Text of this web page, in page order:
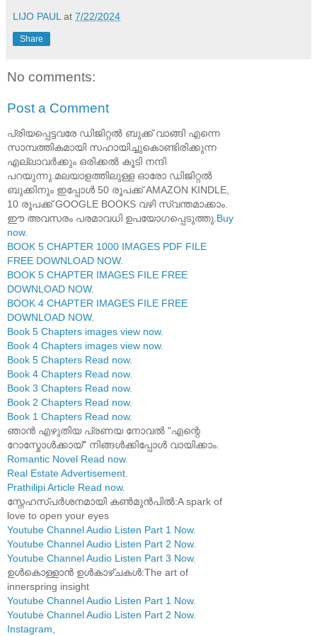
LIJO PAUL at 7/22/2024
Share
No comments:
Post a Comment
പ്രിയപ്പെട്ടവരേ ഡിജിറ്റൽ ബുക്ക് വാങ്ങി എന്നെ
സാമ്പത്തികമായി സഹായിച്ചുകൊണ്ടിരിക്കുന്ന
എല്ലാവർക്കും ഒരിക്കൽ കൂടി നന്ദി
പറയുന്നു.മലയാളത്തിലുള്ള ഓരോ ഡിജിറ്റൽ
ബുക്കിനും ഇപ്പോൾ 50 രൂപക്ക് AMAZON KINDLE,
10 രൂപക്ക് GOOGLE BOOKS വഴി സ്വന്തമാക്കാം.
ഈ അവസരം പരമാവധി ഉപയോഗപ്പെടുത്തു. Buy
now.
BOOK 5 CHAPTER 1000 IMAGES PDF FILE
FREE DOWNLOAD NOW.
BOOK 5 CHAPTER IMAGES FILE FREE
DOWNLOAD NOW.
BOOK 4 CHAPTER IMAGES FILE FREE
DOWNLOAD NOW.
Book 5 Chapters images view now.
Book 4 Chapters images view now.
Book 5 Chapters Read now.
Book 4 Chapters Read now.
Book 3 Chapters Read now.
Book 2 Chapters Read now.
Book 1 Chapters Read now.
ഞാൻ എഴുതിയ പ്രണയ നോവൽ "എന്റെ
റോസ്മോൾക്കായ്" നിങ്ങൾക്കിപ്പോൾ വായിക്കാം.
Romantic Novel Read now.
Real Estate Advertisement
Prathilipi Article Read now.
സ്നേഹസ്പർശനമായി കൺമുൻപിൽ:A spark of
love to open your eyes
Youtube Channel Audio Listen Part 1 Now.
Youtube Channel Audio Listen Part 2 Now.
Youtube Channel Audio Listen Part 3 Now.
ഉൾകൊള്ളാൻ ഉൾകാഴ്ചകൾ:The art of
innerspring insight
Youtube Channel Audio Listen Part 1 Now.
Youtube Channel Audio Listen Part 2 Now.
Instagram